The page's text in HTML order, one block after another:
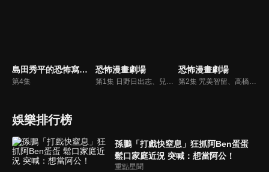
島田秀平的恐怖寫真集
第4集
恐怖漫畫劇場
第1集 日野日出志、兒嶋都、伊藤潤二
恐怖漫畫劇場
第2集 咒美智留、高橋葉介、千之刃
娛樂排行榜
孫鵬「打戲快窒息」狂抓阿Ben蛋蛋
鬆口家庭近況 突喊：想當阿公！
重點星聞